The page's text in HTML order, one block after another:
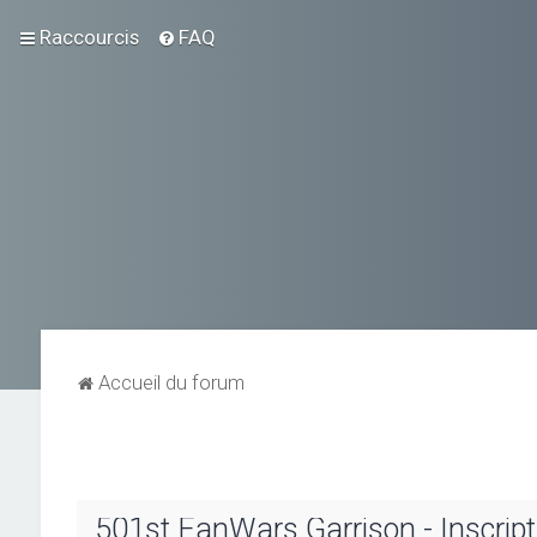
Raccourcis FAQ
Accueil du forum
501st FanWars Garrison -